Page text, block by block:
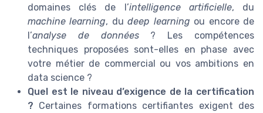
domaines clés de l’intelligence artificielle, du
machine learning, dudeep learning ou encore de
l’analyse de données? Les compétences
techniques proposées sont-elles en phase avec
votre métier de commercial ou vos ambitions en
data science ?
Quel est le niveau d’exigence de la certification
? Certaines formations certifiantes exigent des